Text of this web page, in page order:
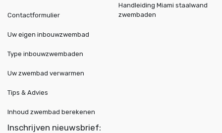
Contactformulier
Handleiding Miami staalwand
zwembaden
Uw eigen inbouwzwembad
Type inbouwzwembaden
Uw zwembad verwarmen
Tips & Advies
Inhoud zwembad berekenen
Inschrijven nieuwsbrief: